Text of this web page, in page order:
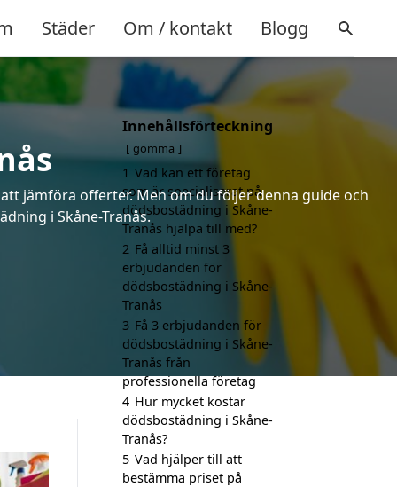
Städer Om / kontakt Blogg
jämföra offerter. Men om du följer denna guide och
i Skåne-Tranås.
Innehållsförteckning
gömma
1 Vad kan ett företag
som är specialiserat på
dödsbostädning i Skåne-
Tranås hjälpa till med?
2 Få alltid minst 3
erbjudanden för
dödsbostädning i Skåne-
Tranås
3 Få 3 erbjudanden för
dödsbostädning i Skåne-
Tranås från
professionella företag
4 Hur mycket kostar
dödsbostädning i Skåne-
Tranås?
5 Vad hjälper till att
bestämma priset på